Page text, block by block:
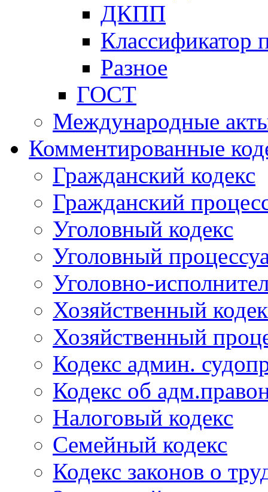
ДКПП
Классификатор
Разное
ГОСТ
Международные
Комментированные
Гражданский кодекс
Гражданский
Уголовный кодекс
Уголовный
Уголовно-
Хозяйственный
Хозяйственный
Кодекс админ.
Кодекс об
Налоговый кодекс
Семейный кодекс
Кодекс законов о